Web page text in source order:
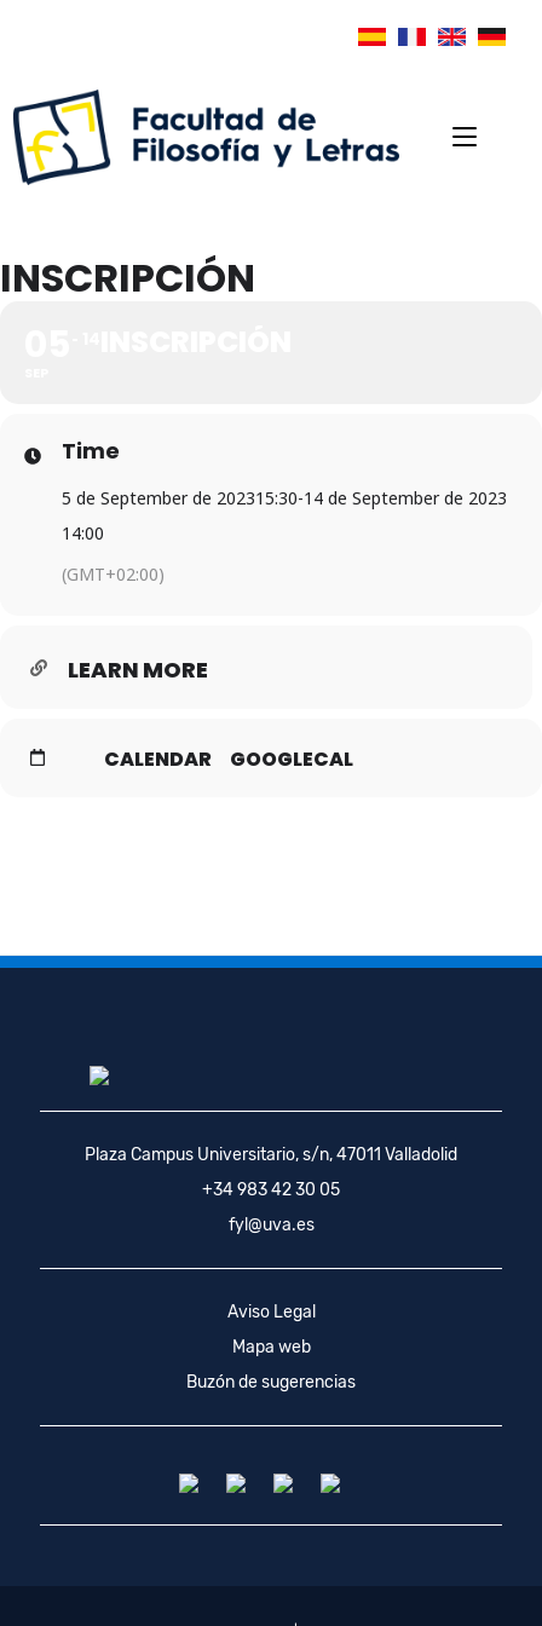
INSCRIPCIÓN
Time
5 de September de 202315:30-14 de September de 2023
14:00
(GMT+02:00)
LEARN MORE
CALENDAR GOOGLECAL
Plaza Campus Universitario, s/n, 47011 Valladolid
+34 983 42 30 05
fyl@uva.es
Aviso Legal
Mapa web
Buzón de sugerencias